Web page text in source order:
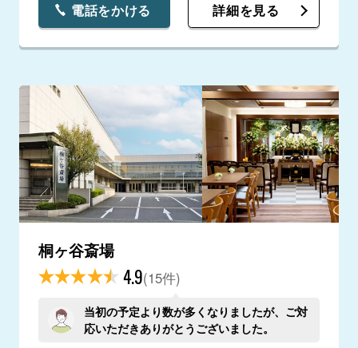
電話をかける 詳細を見る
桐ヶ谷斎場
4.9(15件)
当初の予定より数が多くなりましたが、ご対
応いただきありがとうございました。